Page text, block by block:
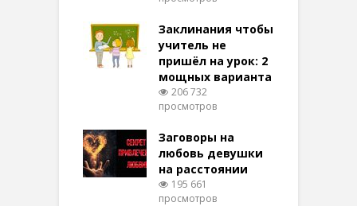
Заклинания чтобы
учитель не
пришёл на урок: 2
мощных варианта
206 732
просмотров
Заговоры на
любовь девушки
на расстоянии
195 661
просмотров